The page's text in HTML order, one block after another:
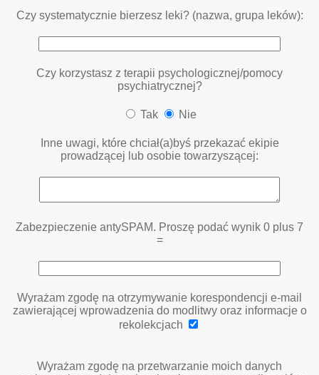
Czy systematycznie bierzesz leki? (nazwa, grupa leków):
Czy korzystasz z terapii psychologicznej/pomocy
psychiatrycznej?
Tak Nie
Inne uwagi, które chciał(a)byś przekazać ekipie
prowadzącej lub osobie towarzyszącej:
Zabezpieczenie antySPAM. Proszę podać wynik 0 plus 7
=
Wyrażam zgodę na otrzymywanie korespondencji e-mail
zawierającej wprowadzenia do modlitwy oraz informacje o
rekolekcjach
Wyrażam zgodę na przetwarzanie moich danych